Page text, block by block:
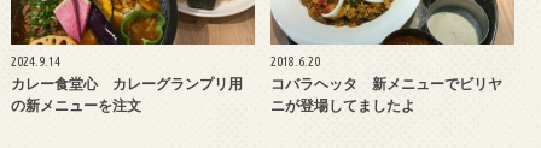
2024.9.14
カレー食堂心 カレーグランプリ用
の新メニューを注文
2018.6.20
コバラヘッタ 新メニューでビリヤ
ニが登場してましたよ